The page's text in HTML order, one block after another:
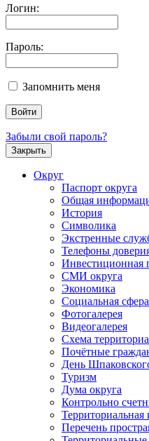
Логин:
Пароль:
Запомнить меня
Забыли свой пароль?
Закрыть
Округ
Паспорт округа
Общая
История
Символика
Экстренные
Телефоны
Инвестиционная
СМИ округа
Экономика
Социальная сфера
Фотогалерея
Видеогалерея
Схема
Почётные
День
Туризм
Дума округа
Контрольно
Территориальная
Перечень